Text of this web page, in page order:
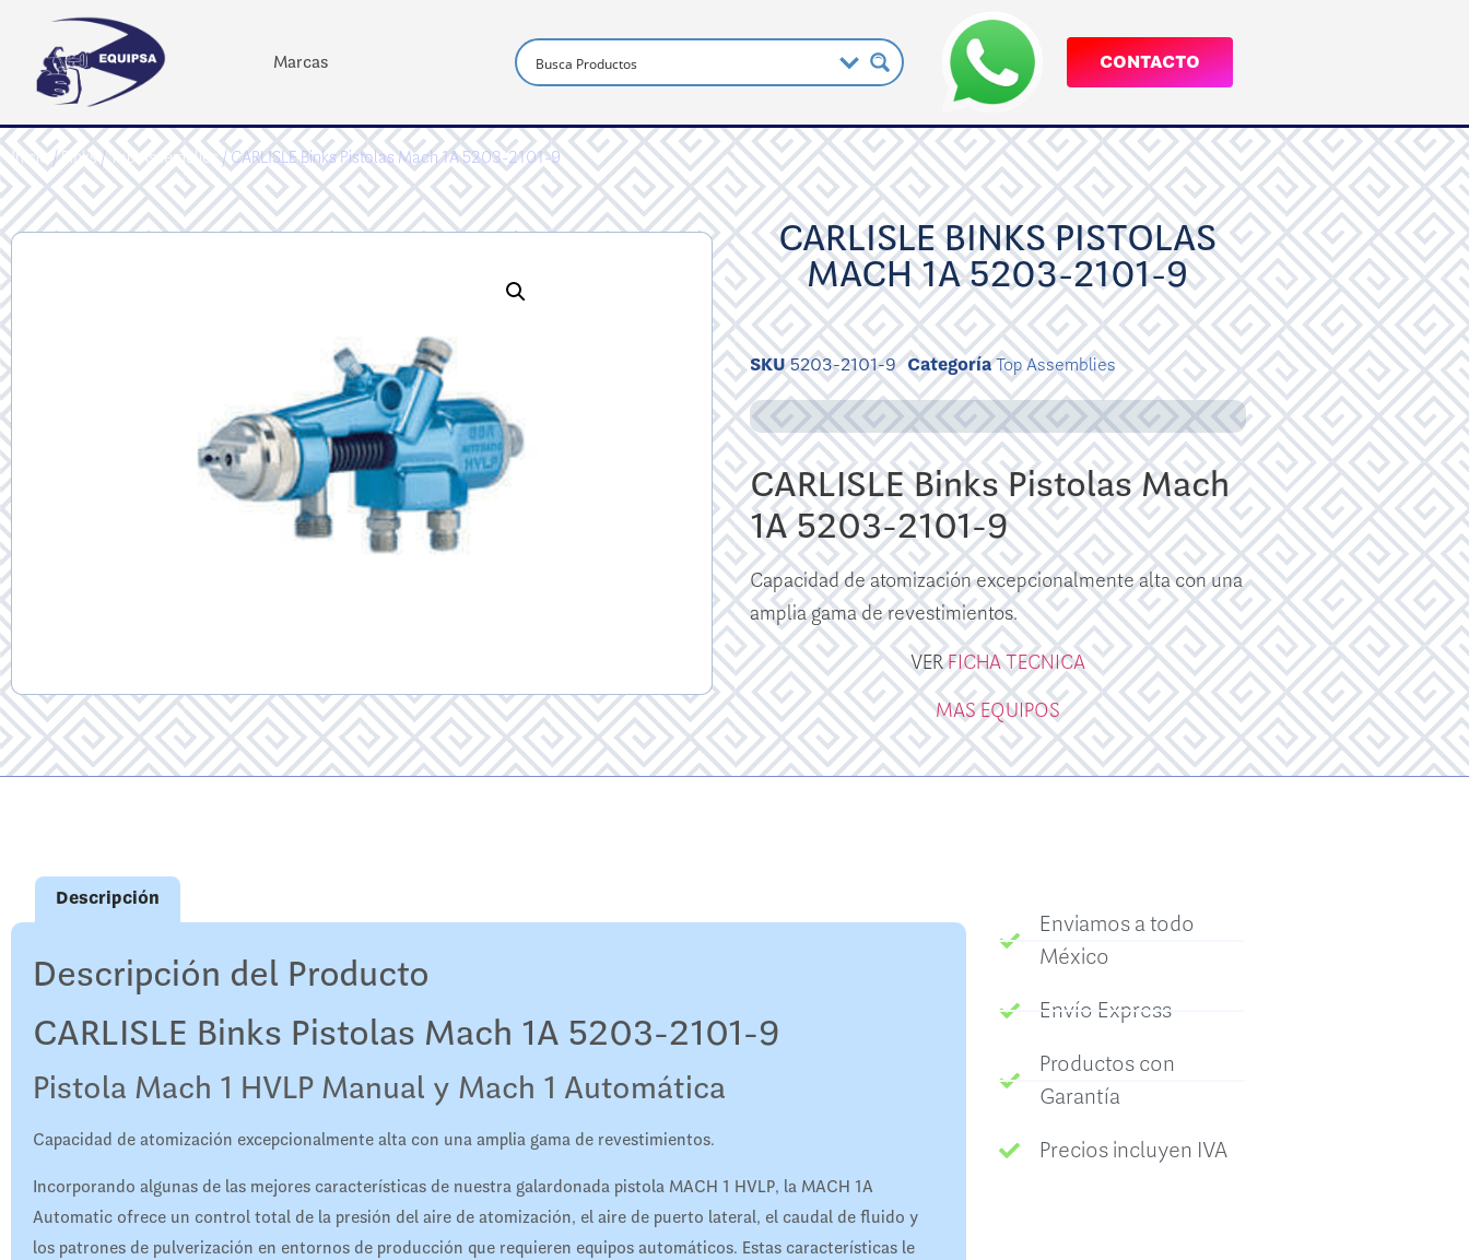
Marcas CONTACTO
Inicio/Binks/Top Assemblies/ CARLISLE Binks Pistolas Mach 1A 5203-2101-9
CARLISLE BINKS PISTOLAS
MACH 1A 5203-2101-9
SKU5203-2101-9 CategoríaTop Assemblies
CARLISLE Binks Pistolas Mach
1A 5203-2101-9
Capacidad de atomización excepcionalmente alta con una
amplia gama de revestimientos.
VERFICHA TECNICA
MAS EQUIPOS
Descripción
Descripción del Producto
CARLISLE Binks Pistolas Mach 1A 5203-2101-9
Pistola Mach 1 HVLP Manual y Mach 1 Automática
Capacidad de atomización excepcionalmente alta con una amplia gama de revestimientos.
Incorporando algunas de las mejores características de nuestra galardonada pistola MACH 1 HVLP, la MACH 1A
Automatic ofrece un control total de la presión del aire de atomización, el aire de puerto lateral, el caudal de fluido y
los patrones de pulverización en entornos de producción que requieren equipos automáticos. Estas características le
Enviamos a todo
México
Envío Express
Productos con
Garantía
Precios incluyen IVA